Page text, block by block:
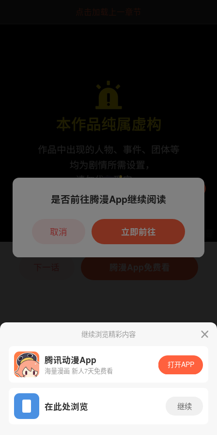
点击加载上一章节
App免费看
腾漫App免费看
继续浏览精彩内容
腾讯动漫App
海量漫画 新人7天免费看
打开APP
在此处浏览 继续
本章节仅支持App阅读，可打开App新用
户7天免费看
是否前往腾漫App继续阅读
立即前往
取消